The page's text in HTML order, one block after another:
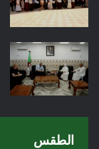
الطقس